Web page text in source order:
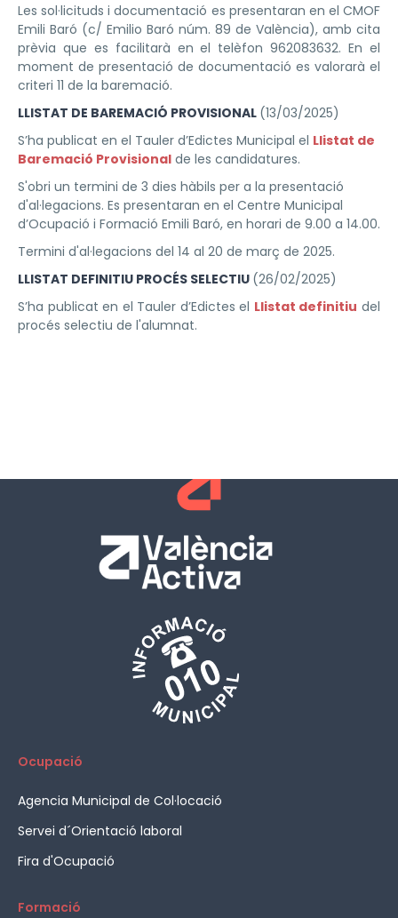
Les sol·licituds i documentació es presentaran en el CMOF
Emili Baró (c/ Emilio Baró núm. 89 de València), amb cita
prèvia que es facilitarà en el telèfon 962083632. En el
moment de presentació de documentació es valorarà el
criteri 11 de la baremació.
LLISTAT DE BAREMACIÓ PROVISIONAL (13/03/2025)
S’ha publicat en el Tauler d’Edictes Municipal el Llistat de
Baremació Provisional de les candidatures.
S'obri un termini de 3 dies hàbils per a la presentació
d'al·legacions. Es presentaran en el Centre Municipal
d’Ocupació i Formació Emili Baró, en horari de 9.00 a 14.00.
Termini d'al·legacions del 14 al 20 de març de 2025.
LLISTAT DEFINITIU PROCÉS SELECTIU (26/02/2025)
S’ha publicat en el Tauler d’Edictes el Llistat definitiu del
procés selectiu de l'alumnat.
Ocupació
Agencia Municipal de Col·locació
Servei d´Orientació laboral
Fira d'Ocupació
Formació